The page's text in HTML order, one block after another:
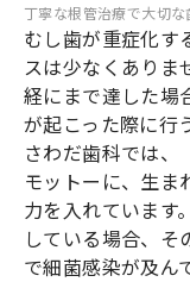
丁寧な根管治療で大切
むし歯が重症化す
スは少なくありま
経にまで達した場
が起こった際に行
さわだ歯科では、
モットーに、生ま
力を入れています
している場合、そ
で細菌感染が及ん